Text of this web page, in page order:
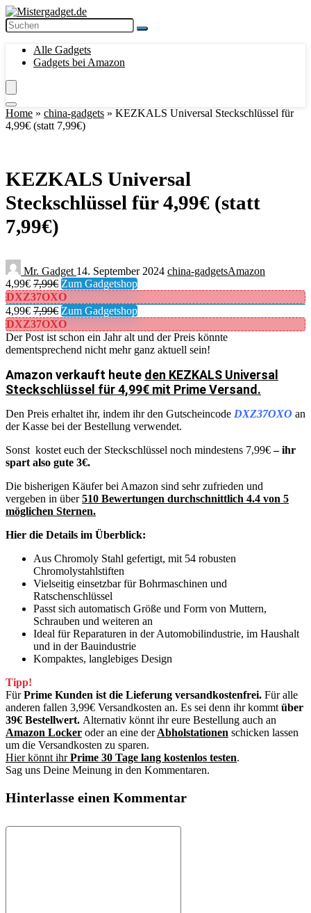
Alle Gadgets
Gadgets bei Amazon
Home » china-gadgets » KEZKALS Universal Steckschlüssel für
4,99€ (statt 7,99€)
KEZKALS Universal
Steckschlüssel für 4,99€ (statt
7,99€)
Mr. Gadget 14. September 2024 china-gadgetsAmazon
4,99€ 7,99€ Zum Gadgetshop
DXZ37OXO
4,99€ 7,99€ Zum Gadgetshop
DXZ37OXO
Der Post ist schon ein Jahr alt und der Preis könnte
dementsprechend nicht mehr ganz aktuell sein!
Amazon verkauft heute den KEZKALS Universal
Steckschlüssel für 4,99€ mit Prime Versand.
Den Preis erhaltet ihr, indem ihr den Gutscheincode DXZ37OXO an
der Kasse bei der Bestellung verwendet.
Sonst kostet euch der Steckschlüssel noch mindestens 7,99€– ihr
spart also gute 3€.
Die bisherigen Käufer bei Amazon sind sehr zufrieden und
vergeben in über510 Bewertungen durchschnittlich 4.4 von 5
möglichen Sternen.
Hier die Details im Überblick:
Aus Chromoly Stahl gefertigt, mit 54 robusten
Chromolystahlstiften
Vielseitig einsetzbar für Bohrmaschinen und
Ratschenschlüssel
Passt sich automatisch Größe und Form von Muttern,
Schrauben und weiteren an
Ideal für Reparaturen in der Automobilindustrie, im Haushalt
und in der Bauindustrie
Kompaktes, langlebiges Design
Tipp!
FürPrime Kunden ist die Lieferung versandkostenfrei. Für alle
anderen fallen 3,99€ Versandkosten an. Es sei denn ihr kommt über
39€ Bestellwert. Alternativ könnt ihr eure Bestellung auch an
Amazon Locker oder an eine der Abholstationen schicken lassen
um die Versandkosten zu sparen.
Hier könnt ihrPrime 30 Tage lang kostenlos testen.
Sag uns Deine Meinung in den Kommentaren.
Hinterlasse einen Kommentar